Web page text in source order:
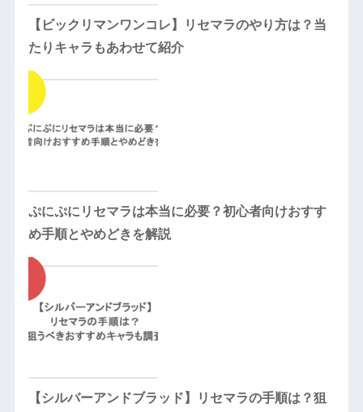
【ビックリマンワンコレ】リセマラのやり方は？当
たりキャラもあわせて紹介
ぷにぷにリセマラは本当に必要？初心者向けおすす
め手順とやめどきを解説
【シルバーアンドブラッド】リセマラの手順は？狙